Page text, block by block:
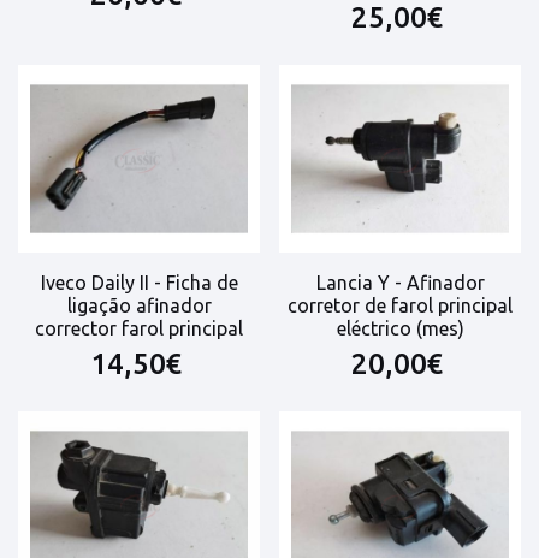
25,00€
Iveco Daily II - Ficha de
ligação afinador
corrector farol principal
14,50€
Lancia Y - Afinador
corretor de farol principal
eléctrico (mes)
20,00€